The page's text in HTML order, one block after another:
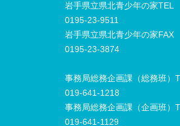
岩手県立県北青少年の家TEL
0195-23-9511
岩手県立県北青少年の家FAX
0195-23-3874
事務局総務企画課（総務班）
019-641-1218
事務局総務企画課（企画班）
019-641-1129